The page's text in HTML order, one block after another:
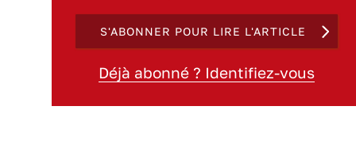
S'ABONNER POUR LIRE L'ARTICLE
Déjà abonné ? Identifiez-vous